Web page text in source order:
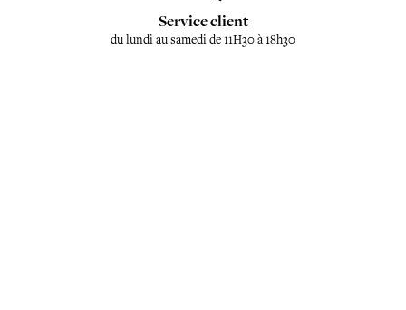
Service client
du lundi au samedi de 11H30 à 18h30